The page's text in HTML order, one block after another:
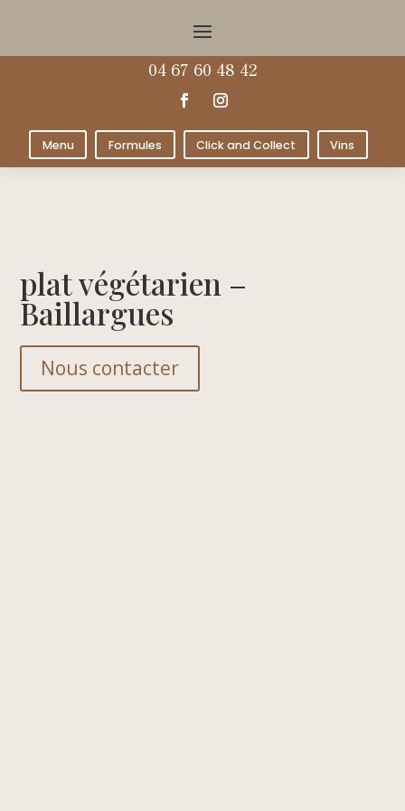
04 67 60 48 42
Menu Formules Click and Collect Vins
plat végétarien –
Baillargues
Nous contacter